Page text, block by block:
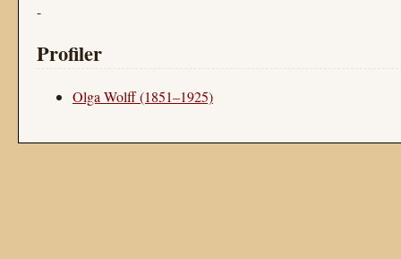
-
Profiler
Olga Wolff (1851–1925)